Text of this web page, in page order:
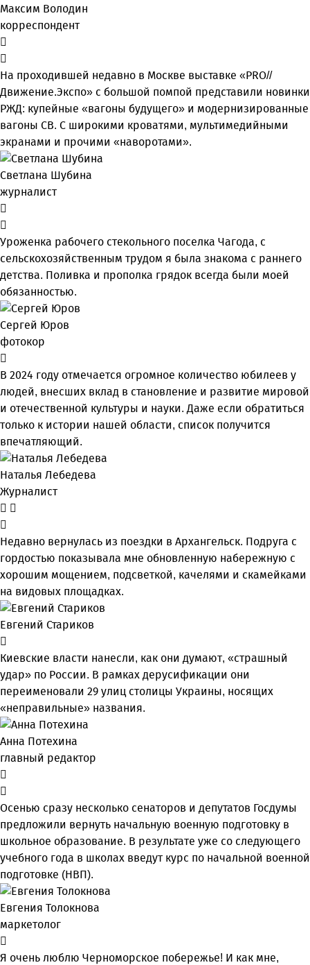
Максим Володин
корреспондент
На проходившей недавно в Мос­кве выставке «PRO//
Движение.Экспо» с большой помпой представили новинки
РЖД: купейные «вагоны будущего» и модернизированные
вагоны СВ. С широкими кроватями, мультимедийными
экранами и прочими «наворотами».
Светлана Шубина
журналист
Уроженка рабочего стекольного поселка Чагода, с
сельскохозяйственным трудом я была знакома с раннего
детства. Поливка и прополка грядок всегда были моей
обязанностью.
Сергей Юров
фотокор
В 2024 году отмечается огромное количество юбилеев у
людей, внесших вклад в становление и развитие мировой
и отечественной культуры и науки. Даже если обратиться
только к истории нашей области, список получится
впечатляющий.
Наталья Лебедева
Журналист
Недавно вернулась из поездки в Архангельск. Подруга с
гордостью показывала мне обновленную набережную с
хорошим мощением, подсветкой, качелями и скамейками
на видовых площадках.
Евгений Стариков
Киевские власти нанесли, как они думают, «страшный
удар» по России. В рамках дерусификации они
переименовали 29 улиц столицы Украины, носящих
«неправильные» названия.
Анна Потехина
главный редактор
Осенью сразу несколько сенаторов и депутатов Госдумы
предложили вернуть начальную военную подготовку в
школьное образование. В результате уже со следующего
учебного года в школах введут курс по начальной военной
подготовке (НВП).
Евгения Толокнова
маркетолог
Я очень люблю Черноморское побережье! И как мне,